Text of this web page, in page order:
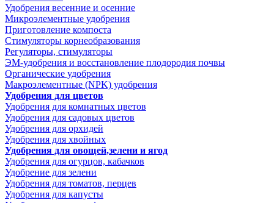
Удобрения весенние и осенние
Микроэлементные удобрения
Приготовление компоста
Стимуляторы корнеобразования
Регуляторы, стимуляторы
ЭМ-удобрения и восстановление плодородия почвы
Органические удобрения
Макроэлементные (NPK) удобрения
Удобрения для цветов
Удобрения для комнатных цветов
Удобрения для садовых цветов
Удобрения для орхидей
Удобрения для хвойных
Удобрения для овощей,зелени и ягод
Удобрения для огурцов, кабачков
Удобрение для зелени
Удобрения для томатов, перцев
Удобрения для капусты